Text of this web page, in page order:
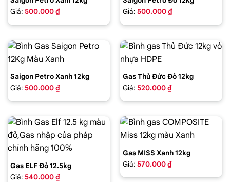
Giá: 500.000 ₫
Giá: 500.000 ₫
Saigon Petro Xanh 12kg
Giá: 500.000 ₫
Gas Thủ Đức Đỏ 12kg
Giá: 520.000 ₫
Gas ELF Đỏ 12.5kg
Giá: 540.000 ₫
Gas MISS Xanh 12kg
Giá: 570.000 ₫